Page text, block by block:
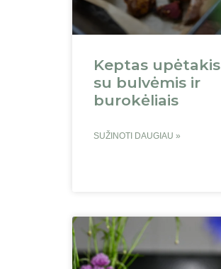
Keptas upėtakis
su bulvėmis ir
burokėliais
SUŽINOTI DAUGIAU »